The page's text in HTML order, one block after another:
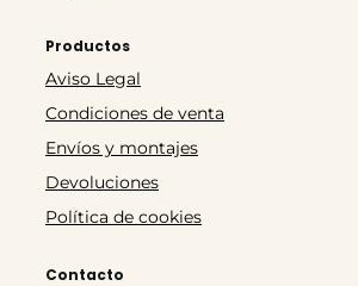
Productos
Aviso Legal
Condiciones de venta
Envíos y montajes
Devoluciones
Política de cookies
Contacto